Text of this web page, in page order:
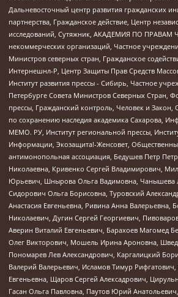
Дальневосточный центр развития гражданских
партнерства, Гражданское действие, Центр
исследований, Сутяжник, АКАДЕМИЯ ПО ПРАВАМ
некоммерческих организаций, Частное
Министров северных стран, Гражданское
Интернешнл-Р, Центр Защиты Прав Средств
Институт развития прессы - Сибирь, Частное
Петербурге Совета Министров Северных Стран,
прессы, Гражданский контроль, Человек и Закон,
по сохранению наследия академика Сахарова,
МЕМО. РУ, Институт региональной прессы,
Информации, Экозащита!-Женсовет,
антимонопольная ассоциация, Бедушев Петр
Николаевна, Кривенко Сергей Владимирович,
Юрьевич, Шнырова Ольга Вадимовна, Чанышева
Сидорович Ольга Борисовна, Туровский
Анастасия Евгеньевна, Ривина Анна Валерьевна,
Николаевич, Дугин Сергей Георгиевич,
Аверин Виталий Евгеньевич, Барахоев Магомед
Олег Викторович, Мошель Ирина Ароновна,
Пономарев Лев Александрович, Каргалицкий
Валерий Валерьевич, Исламов Тимур
Евгеньевна, Щаров Сергей Алексадрович,
Гасан Ольга Павловна, Паутов Юрий